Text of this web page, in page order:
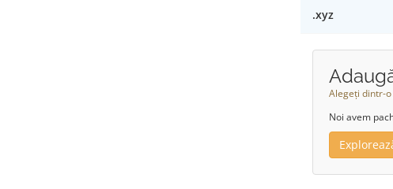
.xyz
Alegeți dintr-
Noi avem